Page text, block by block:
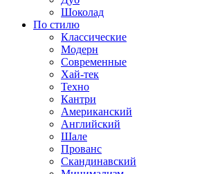
Шоколад
По стилю
Классические
Модерн
Современные
Хай-тек
Техно
Кантри
Американский
Английский
Шале
Прованс
Скандинавский